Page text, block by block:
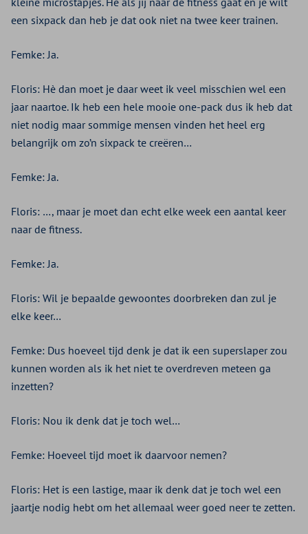
een sixpack dan heb je dat ook niet na twee keer trainen.
Femke: Ja.
Floris: Hè dan moet je daar weet ik veel misschien wel een
jaar naartoe. Ik heb een hele mooie one-pack dus ik heb dat
niet nodig maar sommige mensen vinden het heel erg
belangrijk om zo’n sixpack te creëren…
Femke: Ja.
Floris: …, maar je moet dan echt elke week een aantal keer
naar de fitness.
Femke: Ja.
Floris: Wil je bepaalde gewoontes doorbreken dan zul je
elke keer…
Femke: Dus hoeveel tijd denk je dat ik een superslaper zou
kunnen worden als ik het niet te overdreven meteen ga
inzetten?
Floris: Nou ik denk dat je toch wel…
Femke: Hoeveel tijd moet ik daarvoor nemen?
Floris: Het is een lastige, maar ik denk dat je toch wel een
jaartje nodig hebt om het allemaal weer goed neer te zetten.